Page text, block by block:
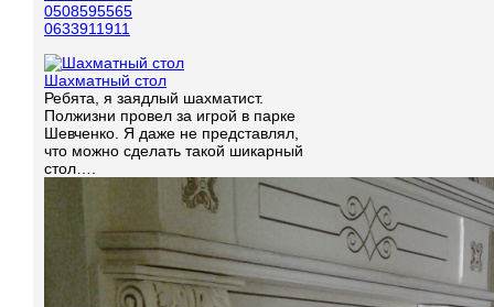
0508595565
0633911911
Шахматный стол
Ребята, я заядлый шахматист.
Полжизни провел за игрой в парке
Шевченко. Я даже не представлял,
что можно сделать такой шикарный
стол….